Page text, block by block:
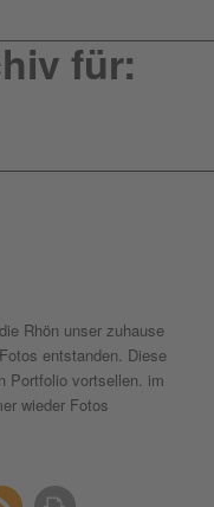
für:
Rhön unser zuhause
entstanden. Diese
Portfolio vortsellen. im
wieder Fotos